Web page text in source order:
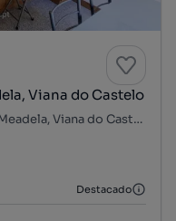
Viana do Castelo
Santa Maria Maior e Monserrate e Meadela, Viana do Castelo, Viana do Castelo
Destacado